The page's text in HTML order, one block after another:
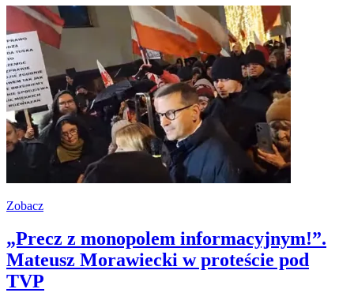
Zobacz
„Precz z monopolem informacyjnym!”.
Mateusz Morawiecki w proteście pod
TVP